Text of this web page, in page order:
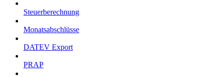
Steuerberechnung
Monatsabschlüsse
DATEV Export
PRAP